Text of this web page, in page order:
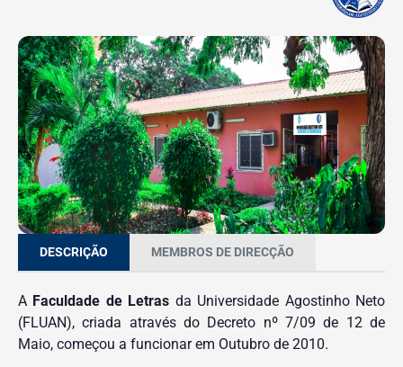
DESCRIÇÃO MEMBROS DE DIRECÇÃO
A Faculdade de Letras da Universidade Agostinho Neto
(FLUAN), criada através do Decreto nº 7/09 de 12 de
Maio, começou a funcionar em Outubro de 2010.